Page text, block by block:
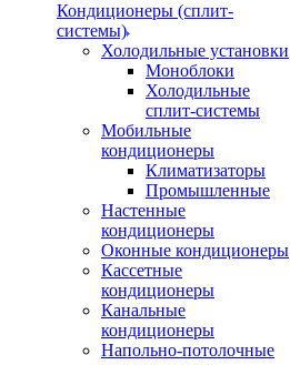
Кондиционеры (сплит-
системы)
Холодильные установки
Моноблоки
Холодильные
сплит-системы
Мобильные
кондиционеры
Климатизаторы
Промышленные
Настенные
кондиционеры
Оконные кондиционеры
Кассетные
кондиционеры
Канальные
кондиционеры
Напольно-потолочные